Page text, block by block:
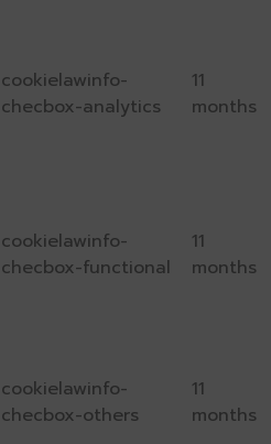
cookielawinfo-
checbox-analytics
11
months
cookielawinfo-
checbox-functional
11
months
cookielawinfo-
checbox-others
11
months